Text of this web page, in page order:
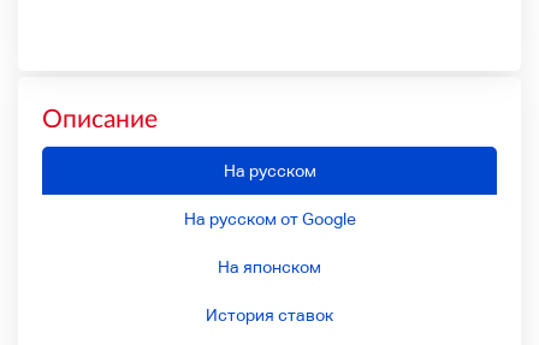
Описание
На русском
На русском от Google
На японском
История ставок